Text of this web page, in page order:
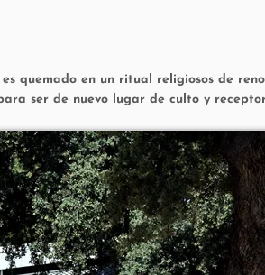
quemado en un ritual religiosos de
ser de nuevo lugar de culto y